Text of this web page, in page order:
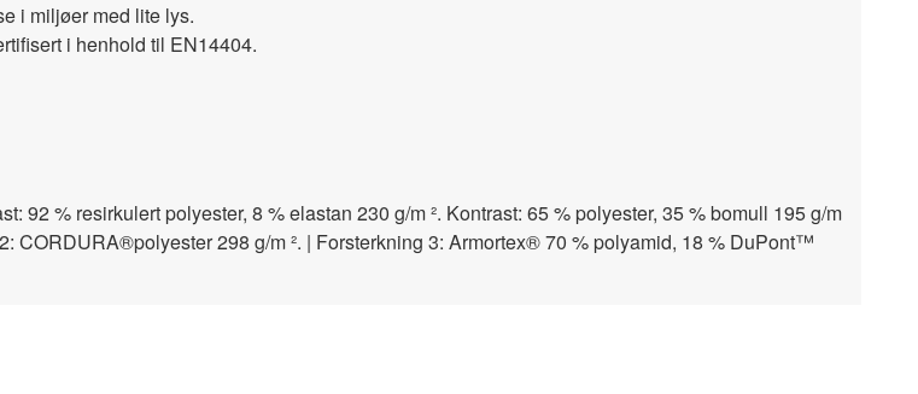
i miljøer med lite lys.
i henhold til EN14404.
92 % resirkulert polyester, 8 % elastan 230 g/m ². Kontrast: 65 % polyester, 35 % bomull 195 g/m
CORDURA®polyester 298 g/m ². | Forsterkning 3: Armortex® 70 % polyamid, 18 % DuPont™